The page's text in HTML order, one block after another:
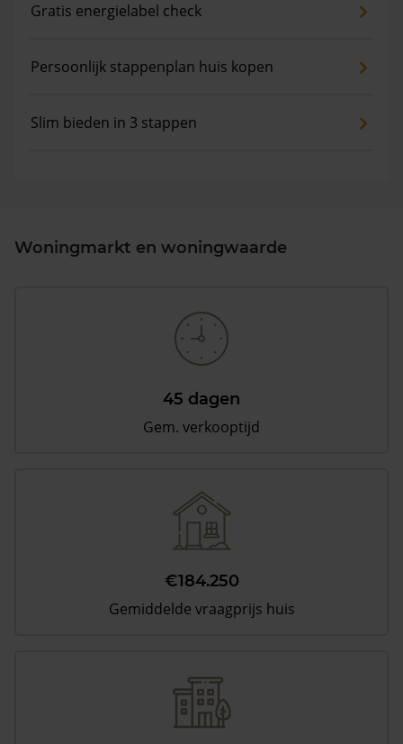
Gratis energielabel check
Persoonlijk stappenplan huis kopen
Slim bieden in 3 stappen
Woningmarkt en woningwaarde
45 dagen
Gem. verkooptijd
€184.250
Gemiddelde vraagprijs huis